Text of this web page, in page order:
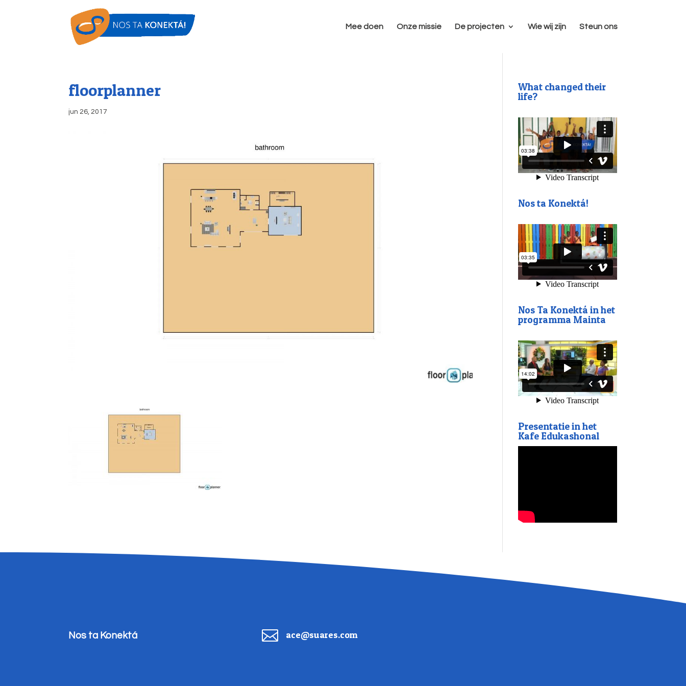
Mee doen Onze missie De projecten Wie wij zijn Steun ons
floorplanner
jun 26, 2017
What changed their
life?
Nos ta Konektá!
Nos Ta Konektá in het
programma Mainta
Presentatie in het
Kafe Edukashonal
Nos ta Konektá  ace@suares.com